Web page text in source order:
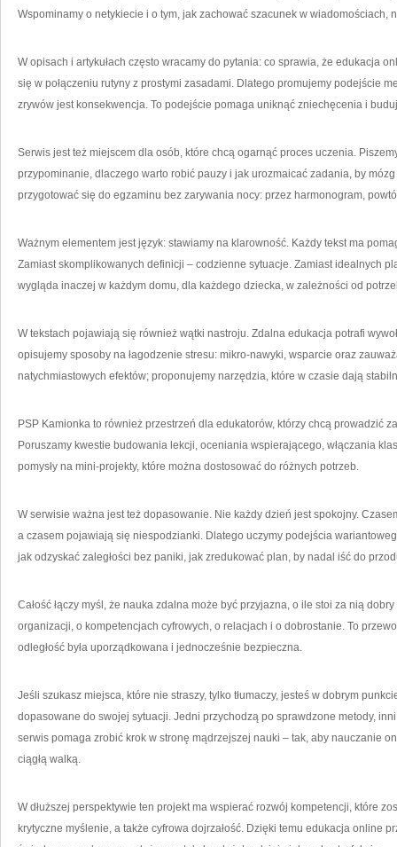
Wspominamy o netykiecie i o tym, jak zachować szacunek w wiadomościach,
W opisach i artykułach często wracamy do pytania: co sprawia, że edukacja
się w połączeniu rutyny z prostymi zasadami. Dlatego promujemy podejście
zrywów jest konsekwencja. To podejście pomaga uniknąć zniechęcenia i
Serwis jest też miejscem dla osób, które chcą ogarnąć proces uczenia.
przypominanie, dlaczego warto robić pauzy i jak urozmaicać zadania, by
przygotować się do egzaminu bez zarywania nocy: przez harmonogram,
Ważnym elementem jest język: stawiamy na klarowność. Każdy tekst ma
Zamiast skomplikowanych definicji – codzienne sytuacje. Zamiast idealnych
wygląda inaczej w każdym domu, dla każdego dziecka, w zależności od
W tekstach pojawiają się również wątki nastroju. Zdalna edukacja potrafi
opisujemy sposoby na łagodzenie stresu: mikro-nawyki, wsparcie oraz
natychmiastowych efektów; proponujemy narzędzia, które w czasie dają
PSP Kamionka to również przestrzeń dla edukatorów, którzy chcą prowadzić
Poruszamy kwestie budowania lekcji, oceniania wspierającego, włączania
pomysły na mini-projekty, które można dostosować do różnych potrzeb.
W serwisie ważna jest też dopasowanie. Nie każdy dzień jest spokojny.
a czasem pojawiają się niespodzianki. Dlatego uczymy podejścia
jak odzyskać zaległości bez paniki, jak zredukować plan, by nadal iść do
Całość łączy myśl, że nauka zdalna może być przyjazna, o ile stoi za nią
organizacji, o kompetencjach cyfrowych, o relacjach i o dobrostanie. To
odległość była uporządkowana i jednocześnie bezpieczna.
Jeśli szukasz miejsca, które nie straszy, tylko tłumaczy, jesteś w dobrym
dopasowane do swojej sytuacji. Jedni przychodzą po sprawdzone metody,
serwis pomaga zrobić krok w stronę mądrzejszej nauki – tak, aby nauczanie
ciągłą walką.
W dłuższej perspektywie ten projekt ma wspierać rozwój kompetencji, które
krytyczne myślenie, a także cyfrowa dojrzałość. Dzięki temu edukacja online